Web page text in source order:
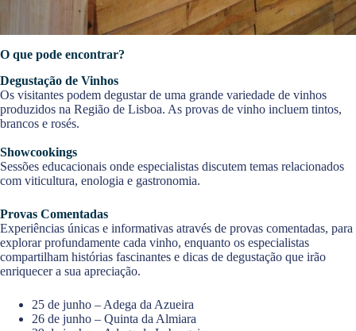
O que pode encontrar?
Degustação de Vinhos
Os visitantes podem degustar de uma grande variedade de vinhos
produzidos na Região de Lisboa. As provas de vinho incluem tintos,
brancos e rosés.
Showcookings
Sessões educacionais onde especialistas discutem temas relacionados
com viticultura, enologia e gastronomia.
Provas Comentadas
Experiências únicas e informativas através de provas comentadas, para
explorar profundamente cada vinho, enquanto os especialistas
compartilham histórias fascinantes e dicas de degustação que irão
enriquecer a sua apreciação.
25 de junho – Adega da Azueira
26 de junho – Quinta da Almiara